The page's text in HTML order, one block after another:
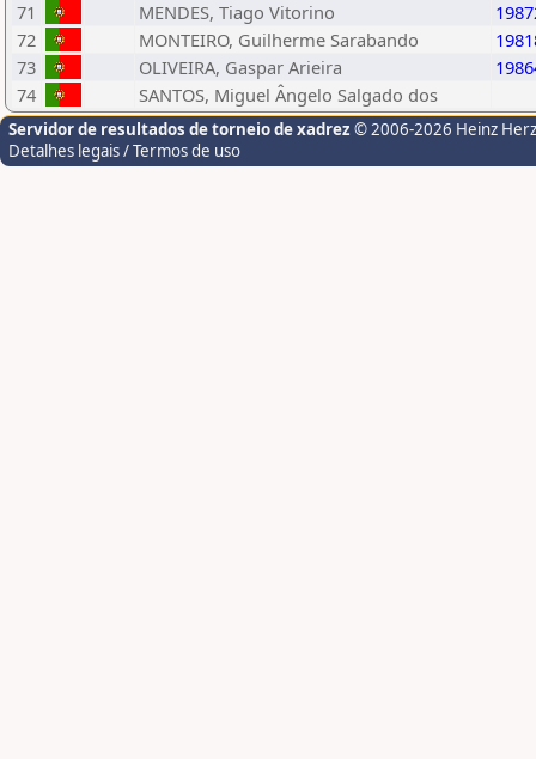
71 MENDES, Tiago Vitorino
72
MONTEIRO, Guilherme Sarabando
73
OLIVEIRA, Gaspar Arieira
74
SANTOS, Miguel Ângelo Salgado dos
Servidor de resultados de torneio de xadrez © 2006-2026 Heinz
Detalhes legais / Termos de uso